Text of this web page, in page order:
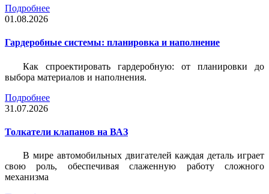
Подробнее
01.08.2026
Гардеробные системы: планировка и наполнение
Как спроектировать гардеробную: от планировки до
выбора материалов и наполнения.
Подробнее
31.07.2026
Толкатели клапанов на ВАЗ
В мире автомобильных двигателей каждая деталь играет
свою роль, обеспечивая слаженную работу сложного
механизма